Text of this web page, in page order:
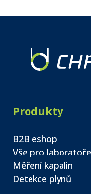
Produkty
B2B eshop
Vše pro laboratoře
Měření kapalin
Detekce plynů